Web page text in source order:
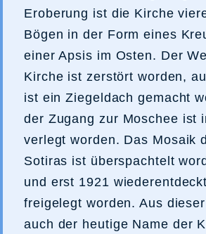
Eroberung ist die Kirche
Bögen in der Form eines
einer Apsis im Osten. Der
Kirche ist zerstört worden,
ist ein Ziegeldach gemacht
der Zugang zur Moschee ist
verlegt worden. Das Mosaik
Sotiras ist überspachtelt
und erst 1921
freigelegt worden. Aus
auch der heutige Name der